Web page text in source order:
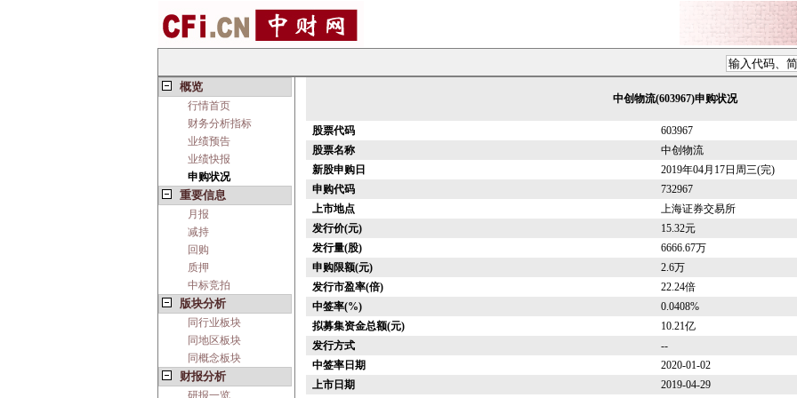
概览
行情首页
财务分析指标
业绩预告
业绩快报
申购状况
重要信息
月报
减持
回购
质押
中标竞拍
版块分析
同行业板块
同地区板块
同概念板块
财报分析
研报一览
中创物流(603967)申购状况
股票代码
603967
股票名称
中创物流
新股申购日
2019年04月17日周三(完)
申购代码
732967
上市地点
上海证券交易所
发行价(元)
15.32元
发行量(股)
6666.67万
申购限额(元)
2.6万
发行市盈率(倍)
22.24倍
中签率(%)
0.0408%
拟募集资金总额(元)
10.21亿
发行方式
--
中签率日期
2020-01-02
上市日期
2019-04-29